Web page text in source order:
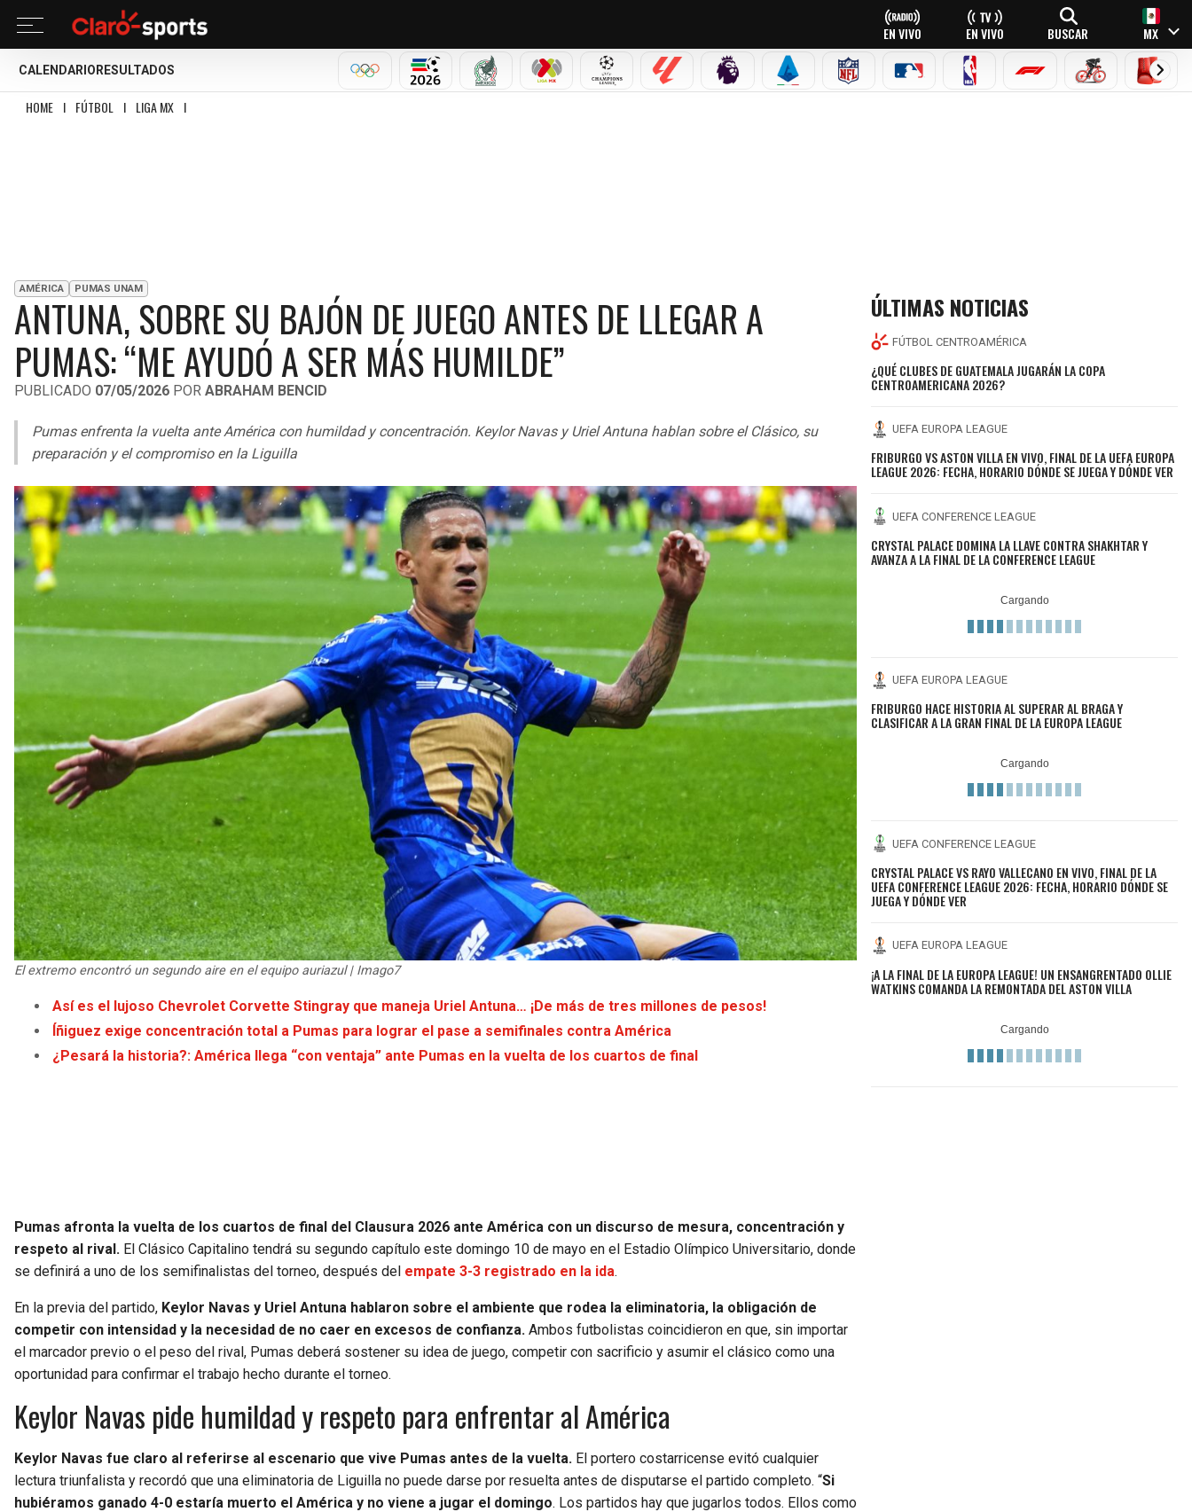
EN VIVO EN VIVO BUSCAR MX
CALENDARIO RESULTADOS
OLÍMPICOSMUNDIAL 2026SELECCIÓN MEXICANA
LIGA MX CHAMPIONS LEAGUE
LALIGA PREMIER LEAGUE
SERIE A NFL MLB NBA FÓRMULA 1CICLISMOBOXEO
HOME I FÚTBOL I LIGA MX I
AMÉRICA PUMAS UNAM
ANTUNA, SOBRE SU BAJÓN DE JUEGO ANTES DE LLEGAR A
PUMAS: “ME AYUDÓ A SER MÁS HUMILDE”
PUBLICADO 07/05/2026 POR ABRAHAM BENCID
Pumas enfrenta la vuelta ante América con humildad y concentración. Keylor Navas y Uriel Antuna hablan sobre el Clásico, su
preparación y el compromiso en la Liguilla
El extremo encontró un segundo aire en el equipo auriazul | Imago7
Así es el lujoso Chevrolet Corvette Stingray que maneja Uriel Antuna… ¡De más de tres millones de pesos!
Íñiguez exige concentración total a Pumas para lograr el pase a semifinales contra América
¿Pesará la historia?: América llega “con ventaja” ante Pumas en la vuelta de los cuartos de final
Pumas afronta la vuelta de los cuartos de final del Clausura 2026 ante América con un discurso de mesura, concentración y
respeto al rival. El Clásico Capitalino tendrá su segundo capítulo este domingo 10 de mayo en el Estadio Olímpico Universitario, donde
se definirá a uno de los semifinalistas del torneo, después del empate 3-3 registrado en la ida.
En la previa del partido, Keylor Navas y Uriel Antuna hablaron sobre el ambiente que rodea la eliminatoria, la obligación de
competir con intensidad y la necesidad de no caer en excesos de confianza. Ambos futbolistas coincidieron en que, sin importar
el marcador previo o el peso del rival, Pumas deberá sostener su idea de juego, competir con sacrificio y asumir el clásico como una
oportunidad para confirmar el trabajo hecho durante el torneo.
Keylor Navas pide humildad y respeto para enfrentar al América
Keylor Navas fue claro al referirse al escenario que vive Pumas antes de la vuelta. El portero costarricense evitó cualquier
lectura triunfalista y recordó que una eliminatoria de Liguilla no puede darse por resuelta antes de disputarse el partido completo. “Si
hubiéramos ganado 4-0 estaría muerto el América y no viene a jugar el domingo. Los partidos hay que jugarlos todos. Ellos como
ÚLTIMAS NOTICIAS
FÚTBOL CENTROAMÉRICA
¿QUÉ CLUBES DE GUATEMALA JUGARÁN LA COPA
CENTROAMERICANA 2026?
UEFA EUROPA LEAGUE
FRIBURGO VS ASTON VILLA EN VIVO, FINAL DE LA UEFA EUROPA
LEAGUE 2026: FECHA, HORARIO DÓNDE SE JUEGA Y DÓNDE VER
UEFA CONFERENCE LEAGUE
CRYSTAL PALACE DOMINA LA LLAVE CONTRA SHAKHTAR Y
AVANZA A LA FINAL DE LA CONFERENCE LEAGUE
UEFA EUROPA LEAGUE
FRIBURGO HACE HISTORIA AL SUPERAR AL BRAGA Y
CLASIFICAR A LA GRAN FINAL DE LA EUROPA LEAGUE
UEFA CONFERENCE LEAGUE
CRYSTAL PALACE VS RAYO VALLECANO EN VIVO, FINAL DE LA
UEFA CONFERENCE LEAGUE 2026: FECHA, HORARIO DÓNDE SE
JUEGA Y DÓNDE VER
UEFA EUROPA LEAGUE
¡A LA FINAL DE LA EUROPA LEAGUE! UN ENSANGRENTADO OLLIE
WATKINS COMANDA LA REMONTADA DEL ASTON VILLA